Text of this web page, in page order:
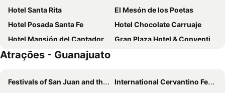
Hotel Santa Rita
El Mesón de los Poetas
Hotel Posada Santa Fe
Hotel Chocolate Carruaje
Hotel Mansión del Cantador
Gran Plaza Hotel & Convention Center
Mision Comanjilla
Atrações - Guanajuato
Festivals of San Juan and the Presa de la Olla
International Cervantino Festival